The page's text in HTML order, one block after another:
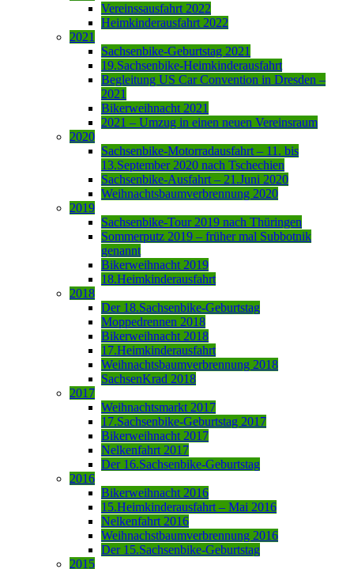
Vereinssausfahrt 2022
Heimkinderausfahrt 2022
2021
Sachsenbike-Geburtstag 2021
19.Sachsenbike-Heimkinderausfahrt
Begleitung US Car Convention in Dresden –
2021
Bikerweihnacht 2021
2021 – Umzug in einen neuen Vereinsraum
2020
Sachsenbike-Motorradausfahrt – 11. bis
13.September 2020 nach Tschechien
Sachsenbike-Ausfahrt – 21.Juni 2020
Weihnachtsbaumverbrennung 2020
2019
Sachsenbike-Tour 2019 nach Thüringen
Sommerputz 2019 – früher mal Subbotnik
genannt
Bikerweihnacht 2019
18.Heimkinderausfahrt
2018
Der 18.Sachsenbike-Geburtstag
Moppedrennen 2018
Bikerweihnacht 2018
17.Heimkinderausfahrt
Weihnachtsbaumverbrennung 2018
SachsenKrad 2018
2017
Weihnachtsmarkt 2017
17.Sachsenbike-Geburtstag 2017
Bikerweihnacht 2017
Nelkenfahrt 2017
Der 16.Sachsenbike-Geburtstag
2016
Bikerweihnacht 2016
15.Heimkinderausfahrt – Mai 2016
Nelkenfahrt 2016
Weihnachstbaumverbrennung 2016
Der 15.Sachsenbike-Geburtstag
2015